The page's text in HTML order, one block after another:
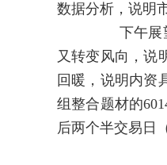
数据分析，说明
下午展望：上
又转变风向，说
回暖，说明内资
组整合题材的
后两个半交易日